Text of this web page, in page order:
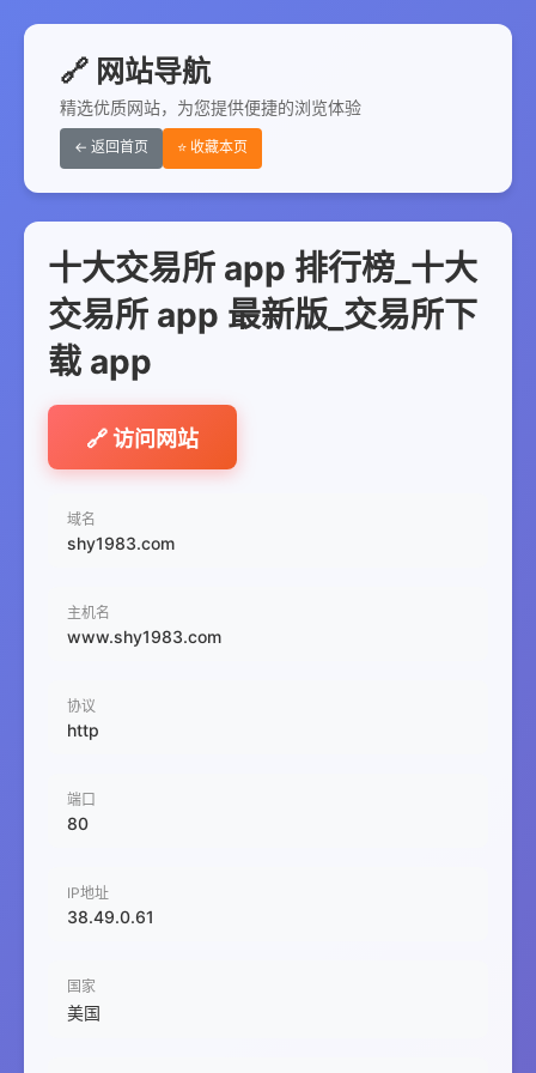
🔗 网站导航
精选优质网站，为您提供便捷的浏览体验
← 返回首页 ⭐ 收藏本页
十大交易所 app 排行榜_十大
交易所 app 最新版_交易所下
载 app
🔗 访问网站
域名
shy1983.com
主机名
www.shy1983.com
协议
http
端口
80
IP地址
38.49.0.61
国家
美国